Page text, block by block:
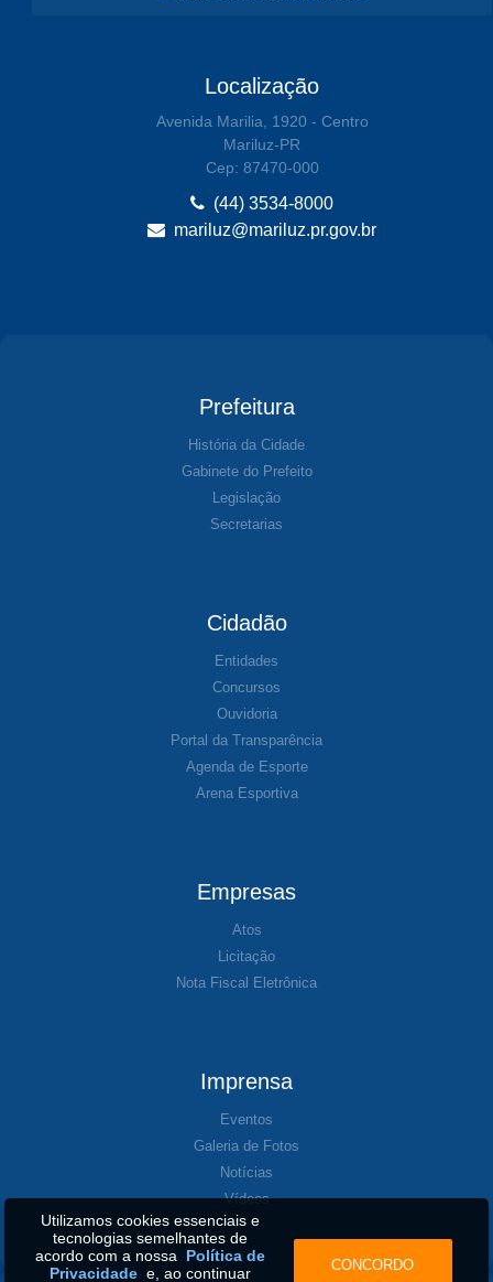
Localização
Avenida Marilia, 1920 - Centro
Mariluz-PR
Cep: 87470-000
(44) 3534-8000
mariluz@mariluz.pr.gov.br
Prefeitura
História da Cidade
Gabinete do Prefeito
Legislação
Secretarias
Cidadão
Entidades
Concursos
Ouvidoria
Portal da Transparência
Agenda de Esporte
Arena Esportiva
Empresas
Atos
Licitação
Nota Fiscal Eletrônica
Imprensa
Eventos
Galeria de Fotos
Notícias
Vídeos
Utilizamos cookies essenciais e
tecnologias semelhantes de
acordo com a nossa Política de
Privacidadee, ao continuar CONCORDO